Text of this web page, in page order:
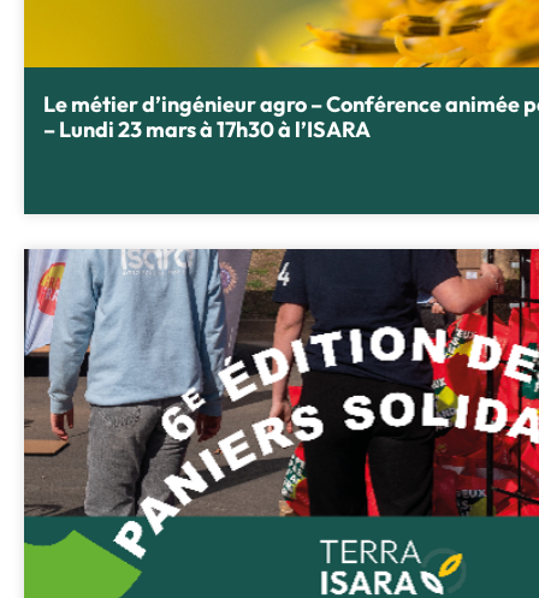
Le métier d’ingénieur agro – Conférence animée
– Lundi 23 mars à 17h30 à l’ISARA